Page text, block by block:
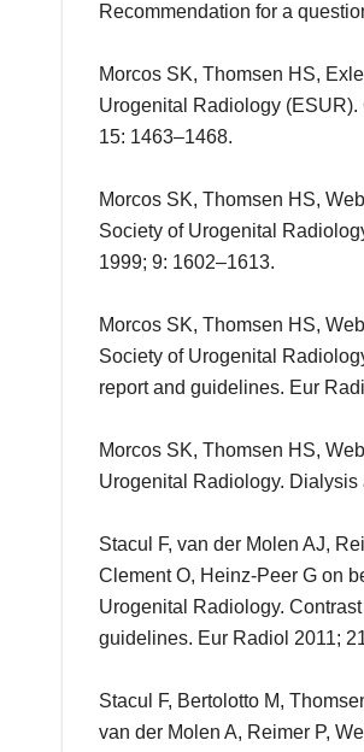
Recommendation for a
Morcos SK, Thomsen HS,
Urogenital Radiology
15: 1463–1468.
Morcos SK, Thomsen HS,
Society of Urogenital
1999; 9: 1602–1613.
Morcos SK, Thomsen HS,
Society of Urogenital
report and guidelines. Eur
Morcos SK, Thomsen HS,
Urogenital Radiology.
Stacul F, van der Molen AJ,
Clement O, Heinz-Peer G on
Urogenital Radiology.
guidelines. Eur Radiol 2011;
Stacul F, Bertolotto M,
van der Molen A, Reimer P,